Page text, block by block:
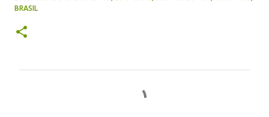
BRASIL